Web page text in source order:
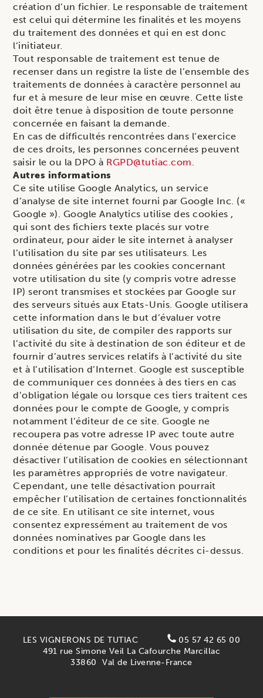
création d’un fichier. Le responsable de traitement
est celui qui détermine les finalités et les moyens
du traitement des données et qui en est donc
l’initiateur.
Tout responsable de traitement est tenue de
recenser dans un registre la liste de l’ensemble des
traitements de données à caractère personnel au
fur et à mesure de leur mise en œuvre. Cette liste
doit être tenue à disposition de toute personne
concernée en faisant la demande.
En cas de difficultés rencontrées dans l’exercice
de ces droits, les personnes concernées peuvent
saisir le ou la DPO à RGPD@tutiac.com.
Autres informations
Ce site utilise Google Analytics, un service
d’analyse de site internet fourni par Google Inc. («
Google »). Google Analytics utilise des cookies ,
qui sont des fichiers texte placés sur votre
ordinateur, pour aider le site internet à analyser
l’utilisation du site par ses utilisateurs. Les
données générées par les cookies concernant
votre utilisation du site (y compris votre adresse
IP) seront transmises et stockées par Google sur
des serveurs situés aux Etats-Unis. Google utilisera
cette information dans le but d’évaluer votre
utilisation du site, de compiler des rapports sur
l’activité du site à destination de son éditeur et de
fournir d’autres services relatifs à l’activité du site
et à l’utilisation d’Internet. Google est susceptible
de communiquer ces données à des tiers en cas
d’obligation légale ou lorsque ces tiers traitent ces
données pour le compte de Google, y compris
notamment l’éditeur de ce site. Google ne
recoupera pas votre adresse IP avec toute autre
donnée détenue par Google. Vous pouvez
désactiver l’utilisation de cookies en sélectionnant
les paramètres appropriés de votre navigateur.
Cependant, une telle désactivation pourrait
empêcher l’utilisation de certaines fonctionnalités
de ce site. En utilisant ce site internet, vous
consentez expressément au traitement de vos
données nominatives par Google dans les
conditions et pour les finalités décrites ci-dessus.
LES VIGNERONS DE TUTIAC
05 57 42 65 00
491 rue Simone Veil La Cafourche Marcillac
33860
Val de Livenne-France